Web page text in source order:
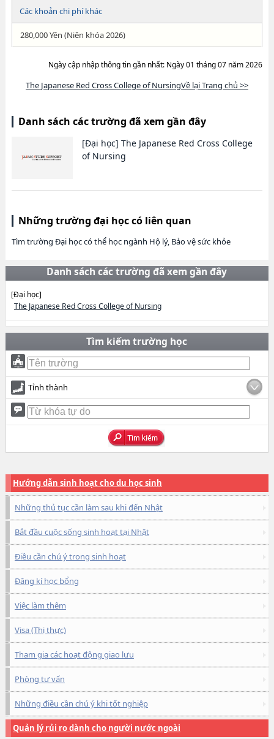
Các khoản chi phí khác
280,000 Yên (Niên khóa 2026)
Ngày cập nhập thông tin gần nhất: Ngày 01 tháng 07 năm 2026
The Japanese Red Cross College of NursingVề lại Trang chủ >>
Danh sách các trường đã xem gần đây
[Đại học] The Japanese Red Cross College
of Nursing
Những trường đại học có liên quan
Tìm trường Đại học có thể học ngành Hộ lý, Bảo vệ sức khỏe
Danh sách các trường đã xem gần đây
[Đại học]
The Japanese Red Cross College of Nursing
Tìm kiếm trường học
Tỉnh thành
Hướng dẫn sinh hoạt cho du học sinh
Những thủ tục cần làm sau khi đến Nhật
Bắt đầu cuộc sống sinh hoạt tại Nhật
Điều cần chú ý trong sinh hoạt
Đăng kí học bổng
Việc làm thêm
Visa (Thị thực)
Tham gia các hoạt động giao lưu
Phòng tư vấn
Những điều cần chú ý khi tốt nghiệp
Quản lý rủi ro dành cho người nước ngoài